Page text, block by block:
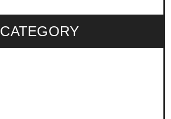
CATEGORY